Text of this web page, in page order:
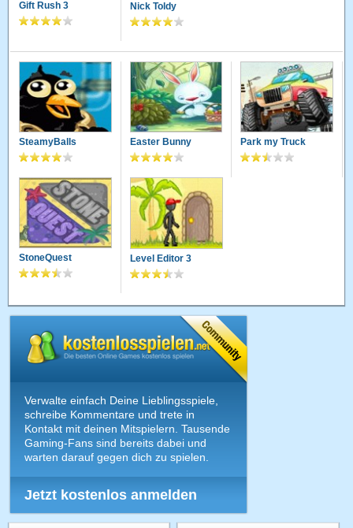
Gift Rush 3 Nick Toldy
SteamyBalls Easter Bunny Park my Truck
StoneQuest Level Editor 3
Verwalte einfach Deine Lieblingsspiele,
schreibe Kommentare und trete in
Kontakt mit deinen Mitspielern. Tausende
Gaming-Fans sind bereits dabei und
warten darauf gegen dich zu spielen.
Jetzt kostenlos anmelden